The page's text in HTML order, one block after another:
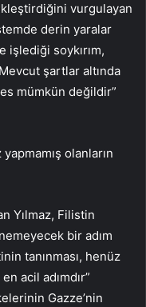
vurgulayan
derin yaralar
işlediği soykırım,
şartlar altında
mümkün değildir”
olanların
Yılmaz, Filistin
bir adım
tanınması, henüz
acil adımdır”
Gazze’nin